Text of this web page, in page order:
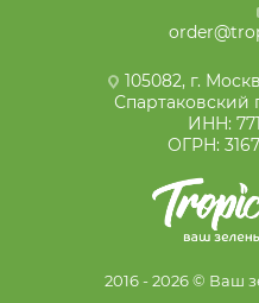
105082, г.
Спартаковский
ИНН:
ОГРН:
2016 - 2026 © Ваш